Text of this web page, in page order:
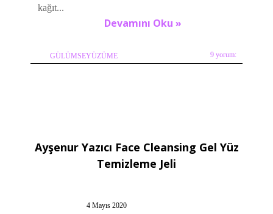
kağıt...
Devamını Oku »
GÜLÜMSEYÜZÜME 9 yorum:
Ayşenur Yazıcı Face Cleansing Gel Yüz
Temizleme Jeli
4 Mayıs 2020